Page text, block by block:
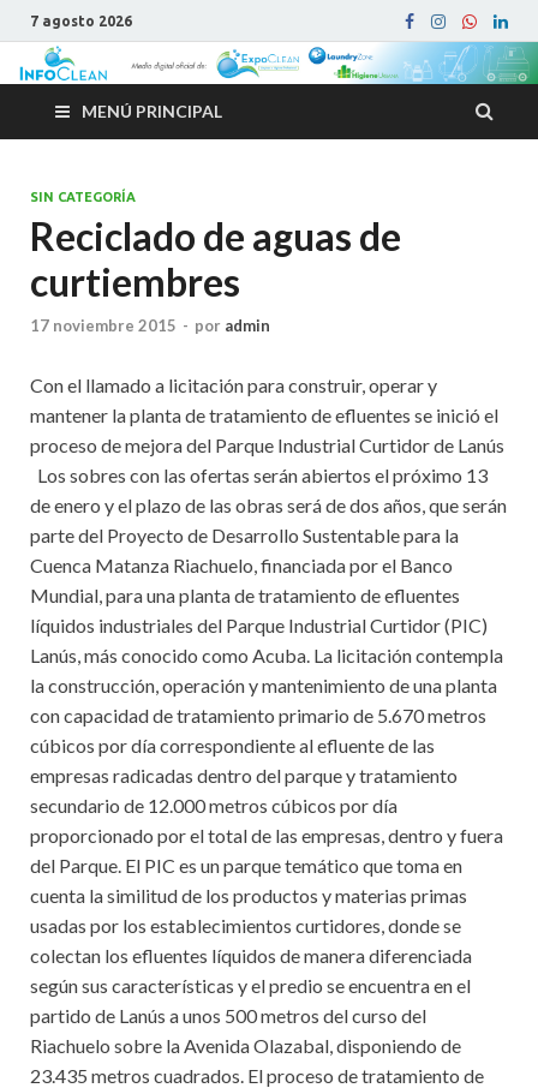
7 agosto 2026
MENÚ PRINCIPAL
SIN CATEGORÍA
Reciclado de aguas de
curtiembres
17 noviembre 2015 - por admin
Con el llamado a licitación para construir, operar y
mantener la planta de tratamiento de efluentes se inició el
proceso de mejora del Parque Industrial Curtidor de Lanús
Los sobres con las ofertas serán abiertos el próximo 13
de enero y el plazo de las obras será de dos años, que serán
parte del Proyecto de Desarrollo Sustentable para la
Cuenca Matanza Riachuelo, financiada por el Banco
Mundial, para una planta de tratamiento de efluentes
líquidos industriales del Parque Industrial Curtidor (PIC)
Lanús, más conocido como Acuba. La licitación contempla
la construcción, operación y mantenimiento de una planta
con capacidad de tratamiento primario de 5.670 metros
cúbicos por día correspondiente al efluente de las
empresas radicadas dentro del parque y tratamiento
secundario de 12.000 metros cúbicos por día
proporcionado por el total de las empresas, dentro y fuera
del Parque. El PIC es un parque temático que toma en
cuenta la similitud de los productos y materias primas
usadas por los establecimientos curtidores, donde se
colectan los efluentes líquidos de manera diferenciada
según sus características y el predio se encuentra en el
partido de Lanús a unos 500 metros del curso del
Riachuelo sobre la Avenida Olazabal, disponiendo de
23.435 metros cuadrados. El proceso de tratamiento de